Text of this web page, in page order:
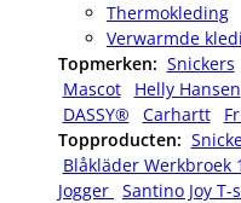
Thermokleding
Verwarmde
Topmerken: Snickers
Mascot
Helly Hansen
DASSY®
Carhartt
Topproducten:
Blåkläder Werkbroek
Jogger Santino Joy T-